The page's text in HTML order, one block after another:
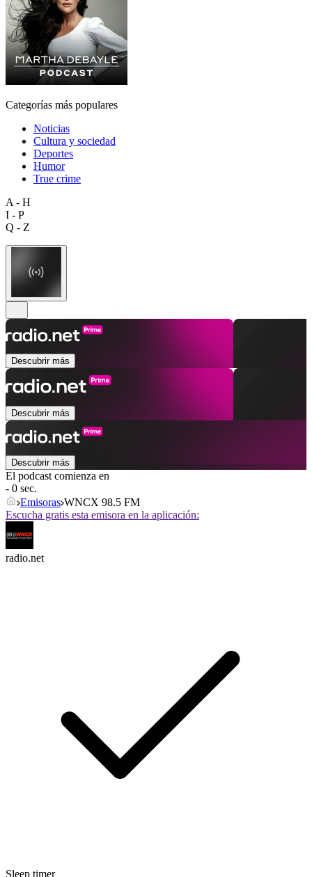
Categorías más populares
Noticias
Cultura y sociedad
Deportes
Humor
True crime
A - H
I - P
Q - Z
Descubrir más
Descubrir más
Descubrir más
El podcast comienza en
- 0 sec.
Emisoras WNCX 98.5 FM
Escucha gratis esta emisora en la aplicación:
radio.net
Sleep timer